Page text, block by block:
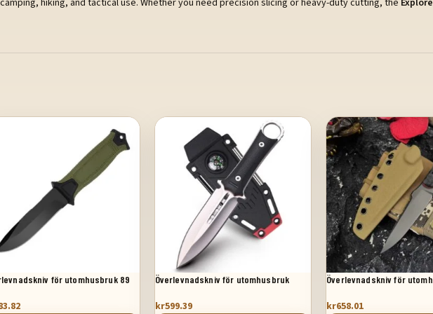
för utomhusbruk 89 Överlevnadskniv för utomhusbruk
kr599.39
Överlevnadskniv för
kr658.01